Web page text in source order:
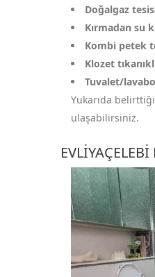
Doğalgaz
Kırmadan su
Kombi petek
Klozet
Tuvalet/
Yukarıda
ulaşabilirsiniz.